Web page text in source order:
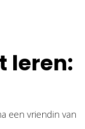
leren:
een vriendin van